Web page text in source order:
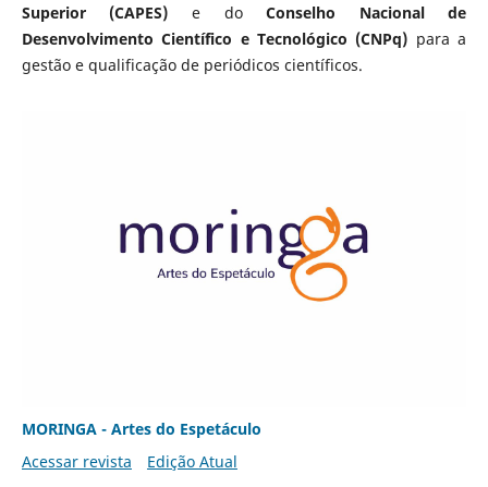
Superior (CAPES) e doConselho Nacional de
Desenvolvimento Científico e Tecnológico (CNPq) para a
gestão e qualificação de periódicos científicos.
MORINGA - Artes do Espetáculo
Acessar revista
Edição Atual